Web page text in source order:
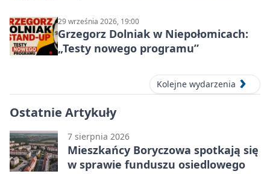
29 września 2026, 19:00
Grzegorz Dolniak w Niepołomicach:
„Testy nowego programu”
Kolejne wydarzenia
Ostatnie Artykuły
7 sierpnia 2026
Mieszkańcy Boryczowa spotkają się
w sprawie funduszu osiedlowego